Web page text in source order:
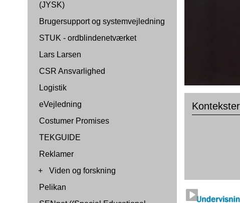
(JYSK)
Brugersupport og systemvejledning
STUK - ordblindenetværket
Lars Larsen
CSR Ansvarlighed
Logistik
eVejledning
Costumer Promises
TEKGUIDE
Reklamer
+
Viden og forskning
Pelikan